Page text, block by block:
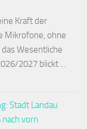
Kraft der
Mikrofone, ohne
Wesentliche
2027 blickt ...
Stadt Landau
vorn